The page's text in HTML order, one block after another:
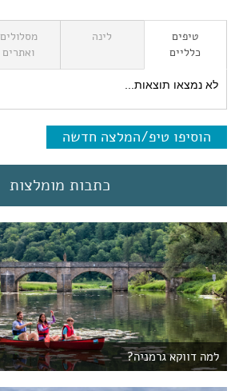
טיפים
כלליים
לינה
מסלולים
ואתרים
לא נמצאו תוצאות...
הוסיפו טיפ/המלצה חדשה
כתבות מומלצות
למה דווקא גרמניה?